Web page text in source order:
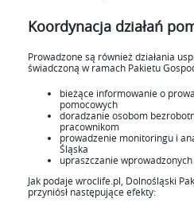
Koordynacja działań
Prowadzone są również działania
świadczoną w ramach Pakietu
bieżące informowanie o
pomocowych
doradzanie osobom
pracownikom
prowadzenie monitoringu i
Śląska
upraszczanie
Jak podaje wroclife.pl, Dolnośląski
przyniósł następujące efekty: